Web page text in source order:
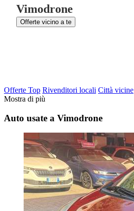
Vimodrone
Offerte vicino a te
Offerte Top Rivenditori locali Città vicine
Mostra di più
Auto usate a Vimodrone